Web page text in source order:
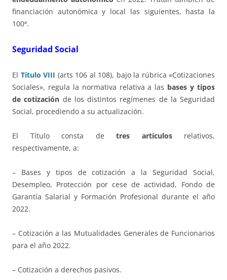
financiación autonómica y local las siguientes, hasta la
100ª.
Seguridad Social
El Título VIII (arts 106 al 108), bajo la rúbrica «Cotizaciones
Sociales», regula la normativa relativa a las bases y tipos
de cotización de los distintos regímenes de la Seguridad
Social, procediendo a su actualización.
El Título consta de tres artículosrelativos,
respectivamente, a:
– Bases y tipos de cotización a la Seguridad Social,
Desempleo, Protección por cese de actividad, Fondo de
Garantía Salarial y Formación Profesional durante el año
2022.
– Cotización a las Mutualidades Generales de Funcionarios
para el año 2022.
– Cotización a derechos pasivos.